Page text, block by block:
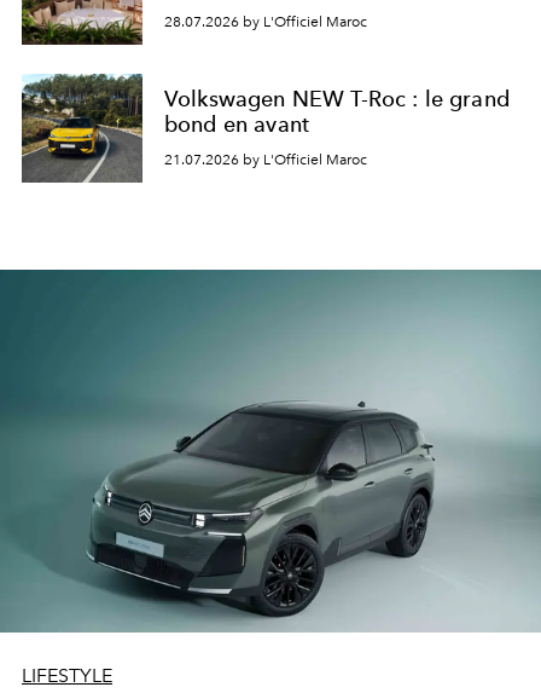
28.07.2026 by L'Officiel Maroc
Volkswagen NEW T-Roc : le grand
bond en avant
21.07.2026 by L'Officiel Maroc
LIFESTYLE